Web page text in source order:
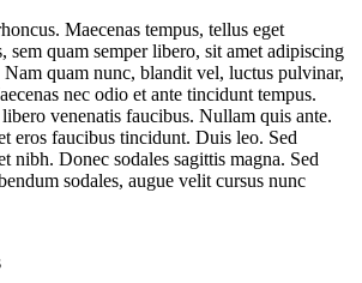
Maecenas tempus, tellus eget
sem quam semper libero, sit amet adipiscing
Nam quam nunc, blandit vel, luctus pulvinar,
nec odio et ante tincidunt tempus.
venenatis faucibus. Nullam quis ante.
eros faucibus tincidunt. Duis leo. Sed
nibh. Donec sodales sagittis magna. Sed
sodales, augue velit cursus nunc